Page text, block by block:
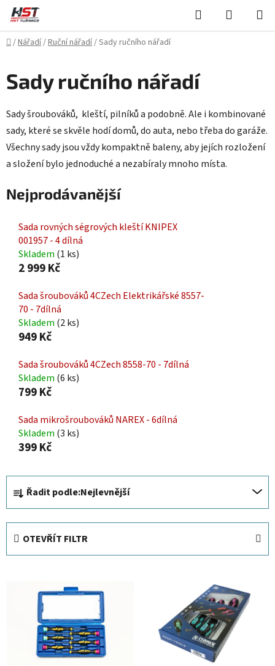
Přejít
obsah
Hledat
KOŠÍK
Domů
/Nářadí/Ruční nářadí/Sady ručního nářadí
Sady ručního nářadí
Sady šroubováků, kleští, pilníků a podobně. Ale i kombinované
sady, které se skvěle hodí domů, do auta, nebo třeba do garáže.
Všechny sady jsou vždy kompaktně baleny, aby jejích rozložení
a složení bylo jednoduché a nezabíraly mnoho místa.
Nejprodávanější
Sada rovných ségrových kleští KNIPEX
001957 - 4 dílná
Skladem (1 ks)
2 999 Kč
Sada šroubováků 4CZech Elektrikářské 8557-
70 - 7dílná
Skladem (2 ks)
949 Kč
Sada šroubováků 4CZech 8558-70 - 7dílná
Skladem (6 ks)
799 Kč
Sada mikrošroubováků NAREX - 6dílná
Skladem (3 ks)
399 Kč
Ř
a
z
Řadit podle:Nejlevnější
OTEVŘÍT FILTR